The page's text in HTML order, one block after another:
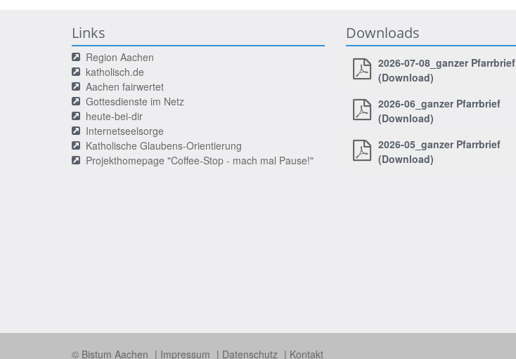
Links
Region Aachen
katholisch.de
Aachen fairwertet
Gottesdienste im Netz
heute-bei-dir
Internetseelsorge
Katholische Glaubens-Orientierung
Projekthomepage "Coffee-Stop - mach mal Pause!"
Downloads
2026-07-08_ganzer Pfarrbrief
(Download)
2026-06_ganzer Pfarrbrief
(Download)
2026-05_ganzer Pfarrbrief
(Download)
© Bistum Aachen Impressum Datenschutz Kontakt